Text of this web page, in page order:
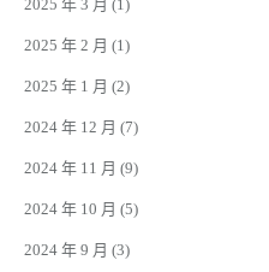
2025 年 3 月 (1)
2025 年 2 月 (1)
2025 年 1 月 (2)
2024 年 12 月 (7)
2024 年 11 月 (9)
2024 年 10 月 (5)
2024 年 9 月 (3)